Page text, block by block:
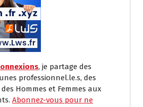
, je partage des
professionnel.le.s, des
Hommes et Femmes aux
Abonnez-vous pour ne